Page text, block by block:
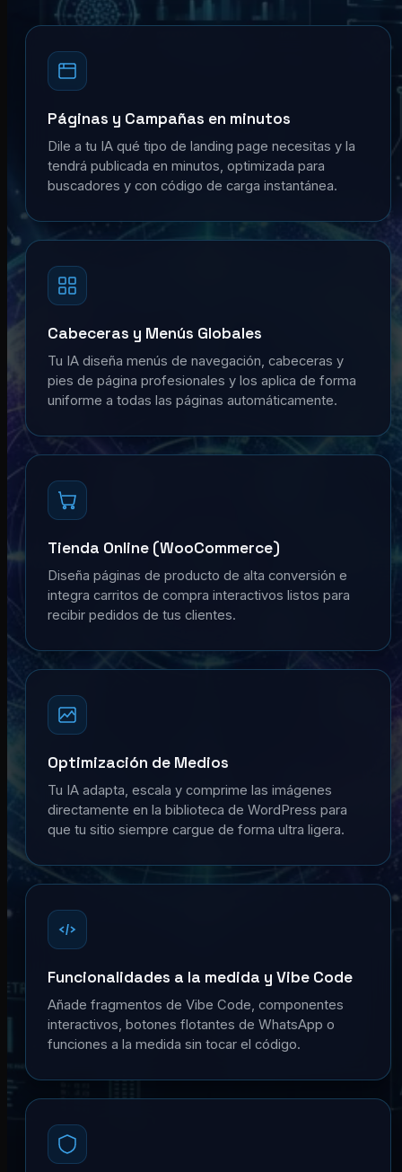
Páginas y Campañas en minutos
Dile a tu IA qué tipo de landing page necesitas y la
tendrá publicada en minutos, optimizada para
buscadores y con código de carga instantánea.
Cabeceras y Menús Globales
Tu IA diseña menús de navegación, cabeceras y
pies de página profesionales y los aplica de forma
uniforme a todas las páginas automáticamente.
Tienda Online (WooCommerce)
Diseña páginas de producto de alta conversión e
integra carritos de compra interactivos listos para
recibir pedidos de tus clientes.
Optimización de Medios
Tu IA adapta, escala y comprime las imágenes
directamente en la biblioteca de WordPress para
que tu sitio siempre cargue de forma ultra ligera.
Funcionalidades a la medida y Vibe Code
Añade fragmentos de Vibe Code, componentes
interactivos, botones flotantes de WhatsApp o
funciones a la medida sin tocar el código.